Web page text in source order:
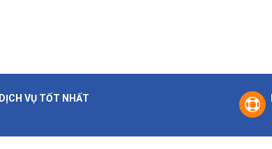
DỊCH VỤ TỐT NHẤT